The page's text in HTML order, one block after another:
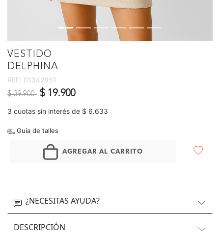
VESTIDO
DELPHINA
REF: 01342851
Precio reducido de
$ 39.900 a$ 19.900
3 cuotas sin interés de $ 6.633
Guía de talles
AGREGAR AL CARRITO
¿NECESITAS AYUDA?
DESCRIPCIÓN